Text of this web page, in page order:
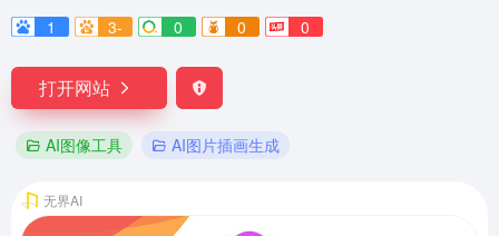
1
3- 0 0 0
打开网站
AI图像工具 AI图片插画生成
无界AI